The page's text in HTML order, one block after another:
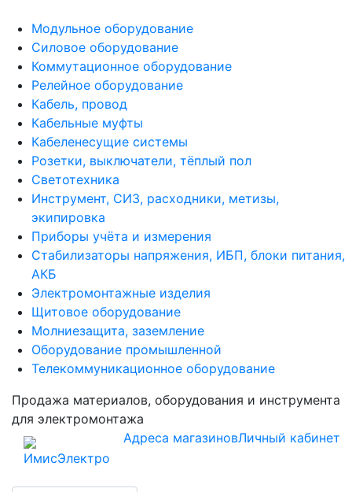
Модульное оборудование
Силовое оборудование
Коммутационное оборудование
Релейное оборудование
Кабель, провод
Кабельные муфты
Кабеленесущие системы
Розетки, выключатели, тёплый пол
Светотехника
Инструмент, СИЗ, расходники, метизы,
экипировка
Приборы учёта и измерения
Стабилизаторы напряжения, ИБП, блоки питания,
АКБ
Электромонтажные изделия
Щитовое оборудование
Молниезащита, заземление
Оборудование промышленной
Телекоммуникационное оборудование
Продажа материалов, оборудования и инструмента
для электромонтажа
Адреса магазиновЛичный кабинет